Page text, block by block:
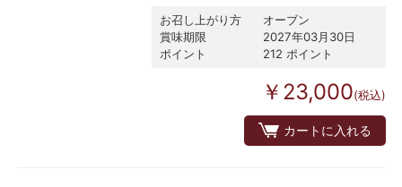
お召し上がり方
オーブン
賞味期限
2027年03月30日
ポイント
212 ポイント
￥23,000(税込)
カートに入れる